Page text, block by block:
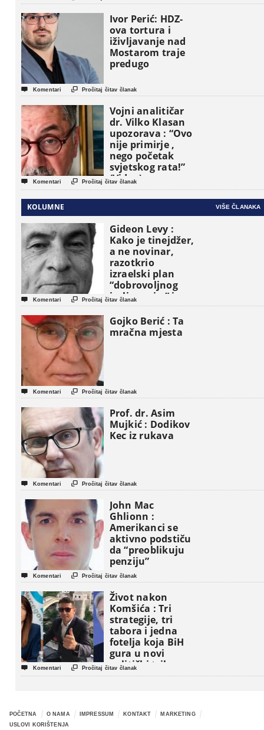
pojavljuju kao
osnovne
političke jedinice
Ivor Perić: HDZ-
ova tortura i
iživljavanje nad
Mostarom traje
predugo
 Komentari  Pročitaj čitav članak
Vojni analitičar
dr. Vilko Klasan
upozorava : “Ovo
nije primirje ,
nego početak
svjetskog rata!”
(Video)
 Komentari  Pročitaj čitav članak
KOLUMNE VIŠE ČLANAKA
Gideon Levy :
Kako je tinejdžer,
a ne novinar,
razotkrio
izraelski plan
“dobrovoljnog
iseljavanja ” iz
Gaze
 Komentari  Pročitaj čitav članak
Gojko Berić : Ta
mračna mjesta
 Komentari  Pročitaj čitav članak
Prof. dr. Asim
Mujkić : Dodikov
Kec iz rukava
 Komentari  Pročitaj čitav članak
John Mac
Ghlionn :
Amerikanci se
aktivno podstiču
da “preoblikuju
penziju”
 Komentari  Pročitaj čitav članak
Život nakon
Komšića : Tri
strategije, tri
tabora i jedna
fotelja koja BiH
gura u novi
politički triler
 Komentari  Pročitaj čitav članak
POČETNA O NAMA IMPRESSUM KONTAKT
MARKETING
USLOVI KORIŠTENJA